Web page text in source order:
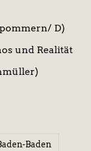
D)
und Realität
Baden